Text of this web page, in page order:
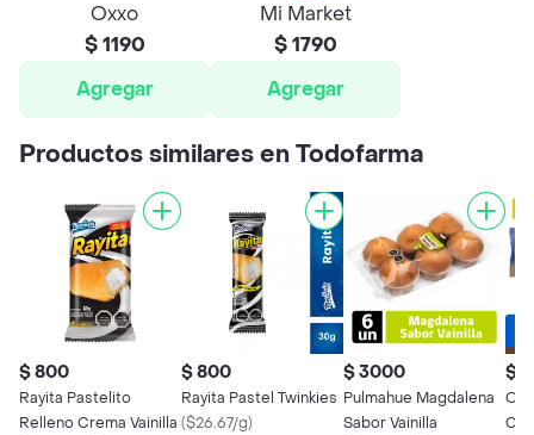
Oxxo
$ 1190
Agregar
Mi Market
$ 1790
Agregar
Productos similares en Todofarma
$ 800
Rayita Pastelito
Relleno Crema Vainilla
$ 800
Rayita Pastel Twinkies
($26.67/g)
$ 3000
Pulmahue Magdalena
Sabor Vainilla
$